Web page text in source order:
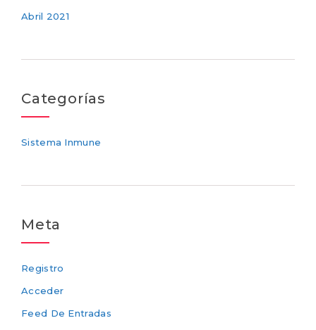
Abril 2021
Categorías
Sistema Inmune
Meta
Registro
Acceder
Feed De Entradas